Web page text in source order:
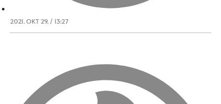
2021. OKT 29. / 13:27